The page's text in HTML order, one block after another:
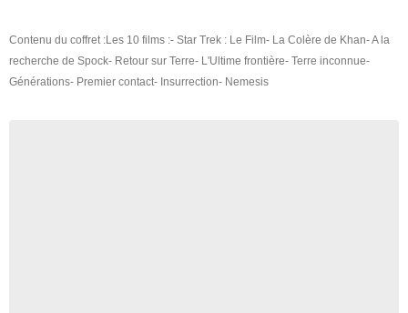
Contenu du coffret :Les 10 films :- Star Trek : Le Film- La Colère de Khan- A la
recherche de Spock- Retour sur Terre- L'Ultime frontière- Terre inconnue-
Générations- Premier contact- Insurrection- Nemesis